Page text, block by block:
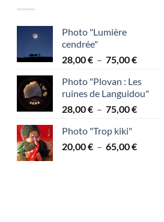
Photo "Lumière
cendrée"
28,00€ – 75,00€Plage
prix :
28,00 €
à
Photo "Plovan : Les
ruines de Languidou"
28,00€ – 75,00€Plage
28,00 €
Photo "Trop kiki"
20,00€ – 65,00€Plage